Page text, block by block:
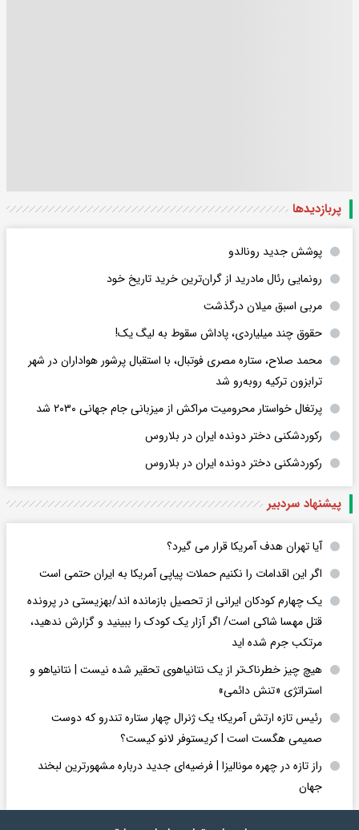
پربازدید‌ها
پوشش جدید رونالدو
رونمایی رئال مادرید از گران‌ترین خرید تاریخ خود
مربی اسبق میلان درگذشت
حقوق چند میلیاردی، پاداش سقوط به لیگ یک!
محمد صلاح، ستاره مصری فوتبال، با استقبال پرشور هواداران در شهر
ترابزون ترکیه روبه‌رو شد
پرتغال خواستار محرومیت مراکش از میزبانی جام جهانی ۲۰۳۰ شد
رکوردشکنی دختر دونده ایران در بلاروس
رکوردشکنی دختر دونده ایران در بلاروس
پیشنهاد سردبیر
آیا تهران هدف آمریکا قرار می گیرد؟
اگر این اقدامات را نکنیم حملات پیاپی آمریکا به ایران حتمی است
یک چهارم کودکان ایرانی از تحصیل بازمانده اند/بهزیستی در پرونده
قتل مهسا شاکی است/ اگر آزار یک کودک را ببینید و گزارش ندهید،
مرتکب جرم شده اید
هیچ چیز خطرناک‌تر از یک نتانیاهوی تحقیر شده نیست | نتانیاهو و
استراتژی «تنش دائمی»
رئیس تازه ارتش آمریکا؛ یک ژنرال چهار ستاره تندرو که دوست
صمیمی هگست است | کریستوفر لانو کیست؟
راز تازه در چهره مونالیزا | فرضیه‌ای جدید درباره مشهورترین لبخند
جهان